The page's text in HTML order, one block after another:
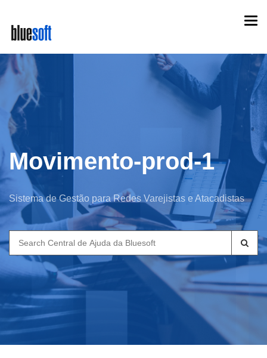
main
content
Movimento-prod-1
Sistema de Gestão para Redes Varejistas e Atacadistas
Search
for: